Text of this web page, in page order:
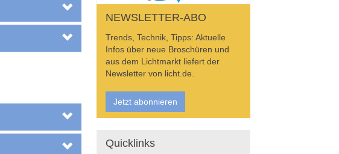
NEWSLETTER-ABO
Trends, Technik, Tipps: Aktuelle
Infos über neue Broschüren und
aus dem Lichtmarkt liefert der
Newsletter von licht.de.
Jetzt abonnieren
Quicklinks